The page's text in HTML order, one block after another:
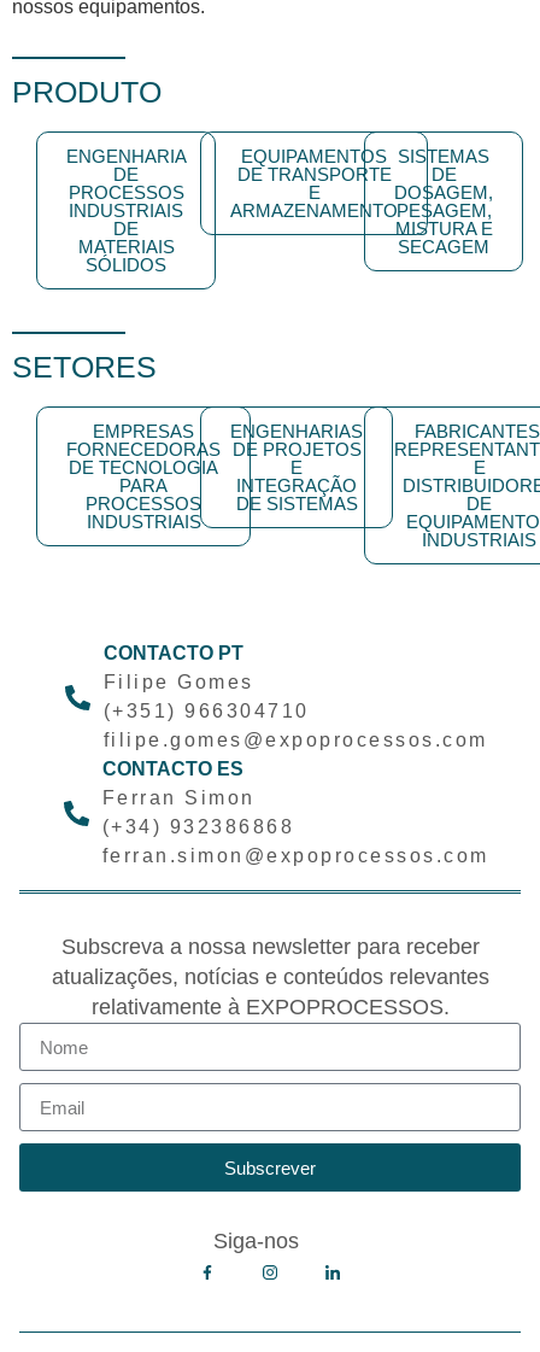
nossos equipamentos.
PRODUTO
ENGENHARIA
DE
PROCESSOS
INDUSTRIAIS
DE
MATERIAIS
SÓLIDOS
EQUIPAMENTOS
DE TRANSPORTE
E
ARMAZENAMENTO
SISTEMAS
DE
DOSAGEM,
PESAGEM,
MISTURA E
SECAGEM
SETORES
EMPRESAS
FORNECEDORAS
DE TECNOLOGIA
PARA
PROCESSOS
INDUSTRIAIS
ENGENHARIAS
DE PROJETOS
E
INTEGRAÇÃO
DE SISTEMAS
E
DE
INDUSTRIAIS
CONTACTO PT
Filipe Gomes
(+351) 966304710
filipe.gomes@expoprocessos.com
CONTACTO ES
Ferran Simon
(+34) 932386868
ferran.simon@expoprocessos.com
Subscreva a nossa newsletter para receber
atualizações, notícias e conteúdos relevantes
relativamente à EXPOPROCESSOS.
Subscrever
Siga-nos